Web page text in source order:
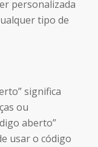
personalizada
tipo de
significa
ou
aberto”
usar o código